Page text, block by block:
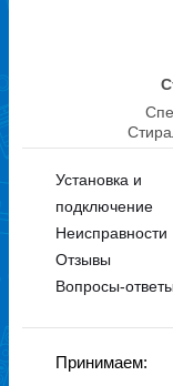
Установка и
подключение
Неисправности
Отзывы
Вопросы-ответы
Принимаем: